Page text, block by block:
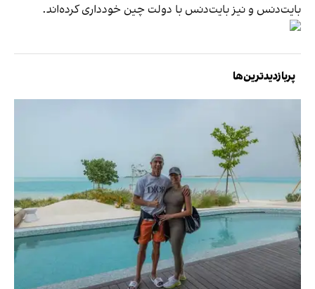
بایت‌دنس و نیز بایت‌دنس با دولت چین خودداری کرده‌اند.
پربازدیدترین‌ها